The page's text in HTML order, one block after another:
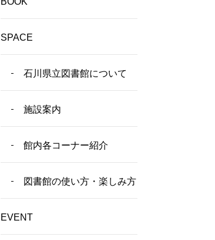
SPACE
石川県立図書館について
施設案内
館内各コーナー紹介
図書館の使い方・楽しみ方
EVENT